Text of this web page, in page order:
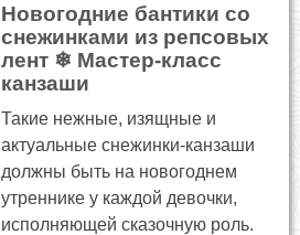
Новогодние бантики со
снежинками из репсовых
лент ❄ Мастер-класс
канзаши
Такие нежные, изящные и
актуальные снежинки-канзаши
должны быть на новогоднем
утреннике у каждой девочки,
исполняющей сказочную роль.